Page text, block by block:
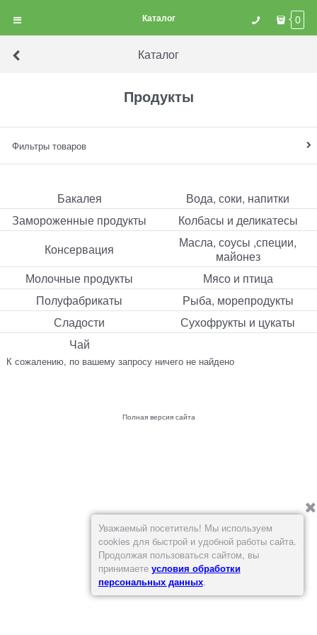
Каталог 0
Каталог
Продукты
Фильтры товаров
Бакалея
Вода, соки, напитки
Замороженные продукты
Колбасы и деликатесы
Консервация
Масла, соусы ,специи,
майонез
Молочные продукты
Мясо и птица
Полуфабрикаты
Рыба, морепродукты
Сладости
Сухофрукты и цукаты
Чай
К сожалению, по вашему запросу ничего не найдено
Полная версия сайта
Уважаемый посетитель! Мы используем
cookies для быстрой и удобной работы сайта.
Продолжая пользоваться сайтом, вы
принимаете условия обработки
персональных данных.